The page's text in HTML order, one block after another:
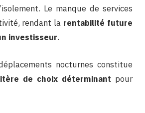
Le manque de services
rendant la rentabilité future
investisseur.
nocturnes constitue
de choix déterminant pour